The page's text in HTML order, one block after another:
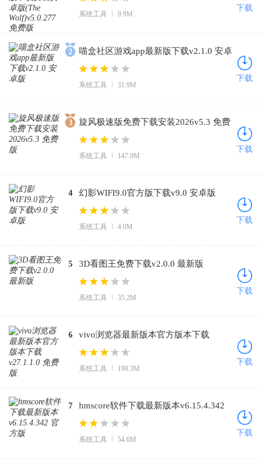
系统工具 9.9M
下载
2
喵盒社区游戏app最新版下载v2.1.0 安卓
版
系统工具 31.9M
下载
3
旋风极速版免费下载安装2026v5.3 免费
版
系统工具 147.9M
下载
4 幻影WIFI9.0官方版下载v9.0 安卓版
系统工具 4.0M
下载
5 3D看图王免费下载v2.0.0 最新版
系统工具 35.2M
下载
6
vivo浏览器最新版本官方版本下载
v27.1.1.0 免费版
系统工具 198.3M
下载
7
hmscore软件下载最新版本v6.15.4.342
官方版
系统工具 54.6M
下载